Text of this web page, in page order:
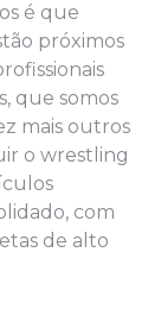
é que
próximos
que somos
mais outros
o wrestling
com
de alto